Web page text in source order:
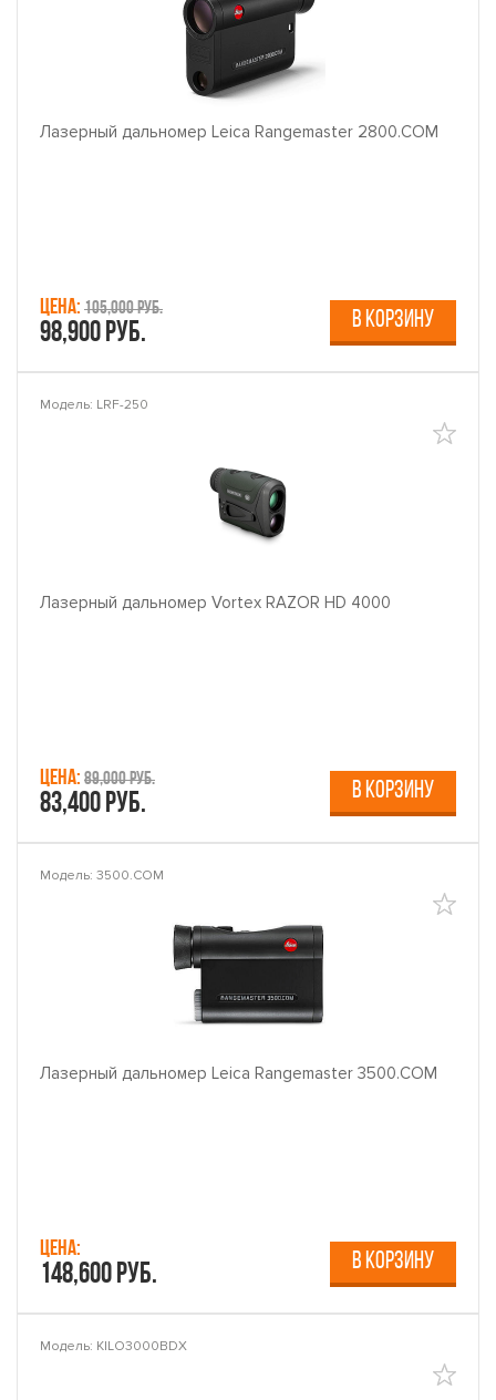
Лазерный дальномер Leica Rangemaster 2800.COM
Цена: 105,000 руб.
98,900 руб. В КОРЗИНУ
Модель: LRF-250
Лазерный дальномер Vortex RAZOR HD 4000
Цена: 89,000 руб.
83,400 руб. В КОРЗИНУ
Модель: 3500.COM
Лазерный дальномер Leica Rangemaster 3500.COM
Цена:
148,600 руб. В КОРЗИНУ
Модель: KILO3000BDX